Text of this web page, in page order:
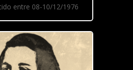
entre 08-10/12/1976